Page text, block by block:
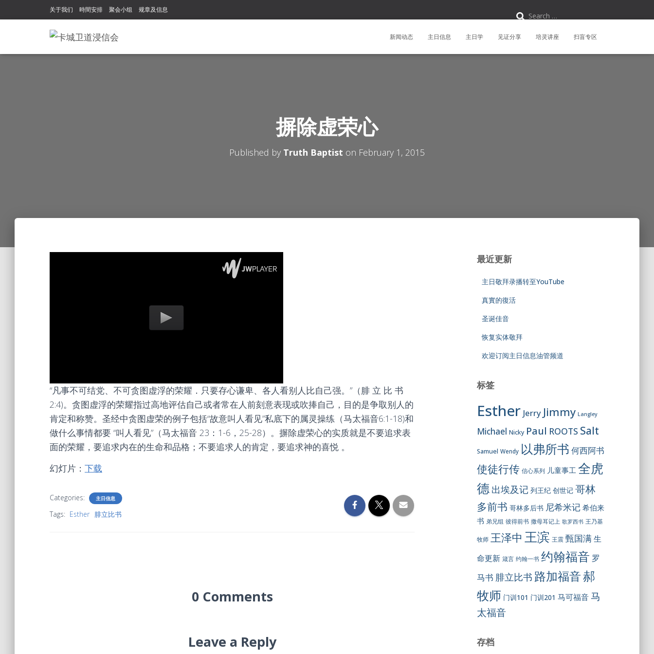
Search …
关于我们 時間安排 聚会小组 规章及信息
新闻动态 主日信息 主日学 见证分享 培灵讲座 扫盲专区
摒除虚荣心
Published by Truth Baptist on February 1, 2015
“凡事不可结党、不可贪图虚浮的荣耀．只要存心谦卑、各人看别人比自己强。”（腓 立 比 书
2:4)。贪图虚浮的荣耀指过高地评估自己或者常在人前刻意表现或吹捧自己，目的是争取别人的
肯定和称赞。圣经中贪图虚荣的例子包括“故意叫人看见”私底下的属灵操练（马太福音6:1-18)和
做什么事情都要 “叫人看见”（马太福音 23：1-6，25-28）。摒除虚荣心的实质就是不要追求表
面的荣耀，要追求内在的生命和品格；不要追求人的肯定，要追求神的喜悦 。
幻灯片： 下载
Categories: 主日信息
Tags: Esther 腓立比书
0 Comments
Leave a Reply
最近更新
主日敬拜录播转至YouTube
真實的復活
圣诞佳音
恢复实体敬拜
欢迎订阅主日信息油管频道
标签
Esther Jerry Jimmy Langley
Michael Nicky Paul ROOTS Salt
Samuel Wendy 以弗所书 何西阿书
使徒行传 信心系列 儿童事工 全虎
德 出埃及记 列王纪 创世记 哥林
多前书 哥林多后书 尼希米记 希伯来
书 弟兄组 彼得前书 撒母耳记上 歌罗西书 王乃基
牧师 王泽中 王滨 王震 甄国满 生
命更新 箴言 约翰一书 约翰福音 罗
马书 腓立比书 路加福音郝
牧师 门训101 门训201 马可福音 马
太福音
存档